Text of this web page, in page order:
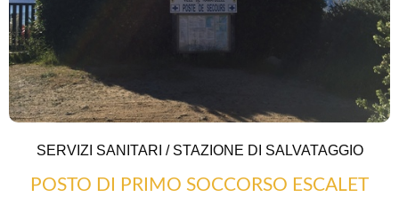
SERVIZI SANITARI / STAZIONE DI SALVATAGGIO
POSTO DI PRIMO SOCCORSO ESCALET